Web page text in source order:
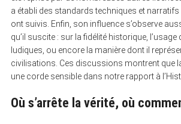
a établi des standards techniques et narratifs
ont suivis. Enfin, son influence s’observe
qu’il suscite : sur la fidélité historique,
ludiques, ou encore la manière dont il
civilisations. Ces discussions montrent que
une corde sensible dans notre rapport à
Où s’arrête la vérité, où